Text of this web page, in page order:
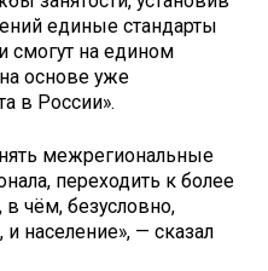
единые стандарты
смогут на едином
основе уже
в России».
межрегиональные
переходить к более
в чём, безусловно,
население», — сказал